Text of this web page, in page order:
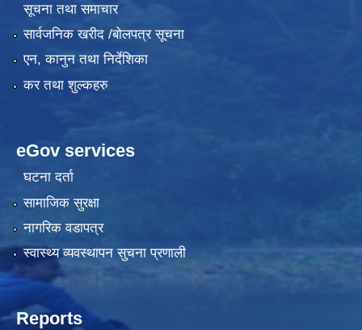
सूचना तथा समाचार
सार्वजनिक खरीद /बोलपत्र सूचना
एन, कानुन तथा निर्देशिका
कर तथा शुल्कहरु
eGov services
घटना दर्ता
सामाजिक सुरक्षा
नागरिक वडापत्र
स्वास्थ्य व्यवस्थापन सुचना प्रणाली
Reports